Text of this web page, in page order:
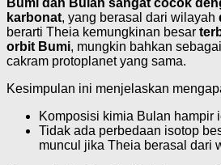
Bumi dan Bulan sangat cocok
karbonat, yang berasal dari wilayah
berarti Theia kemungkinan besar
orbit Bumi, mungkin bahkan
cakram protoplanet yang sama.
Kesimpulan ini menjelaskan
Komposisi kimia Bulan hampir
Tidak ada perbedaan isotop
muncul jika Theia berasal dari